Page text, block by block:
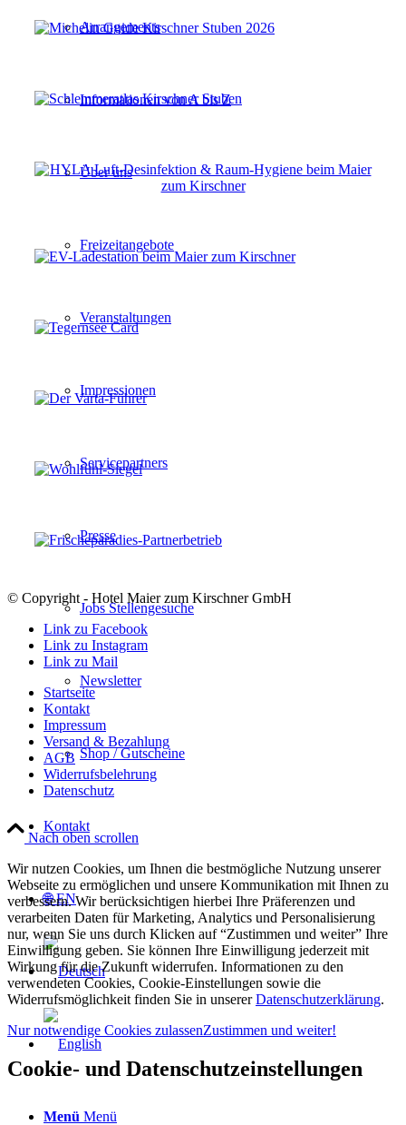
Arrangements
Informationen von A bis Z
Über uns
Freizeitangebote
Veranstaltungen
Impressionen
Servicepartners
Presse
Jobs Stellengesuche
Newsletter
Shop / Gutscheine
Kontakt
🌐 EN
Menü Menü
© Copyright - Hotel Maier zum Kirschner GmbH
Link zu Facebook
Link zu Instagram
Link zu Mail
Startseite
Kontakt
Impressum
Versand & Bezahlung
AGB
Widerrufsbelehrung
Datenschutz
Nach oben scrollen
Wir nutzen Cookies, um Ihnen die bestmögliche Nutzung unserer
Webseite zu ermöglichen und unsere Kommunikation mit Ihnen zu
verbessern. Wir berücksichtigen hierbei Ihre Präferenzen und
verarbeiten Daten für Marketing, Analytics und Personalisierung
nur, wenn Sie uns durch Klicken auf “Zustimmen und weiter” Ihre
Einwilligung geben. Sie können Ihre Einwilligung jederzeit mit
Wirkung für die Zukunft widerrufen. Informationen zu den
verwendeten Cookies, Cookie-Einstellungen sowie die
Widerrufsmöglichkeit finden Sie in unsererDatenschutzerklärung.
Nur notwendige Cookies zulassenZustimmen und weiter!
Cookie- und Datenschutzeinstellungen